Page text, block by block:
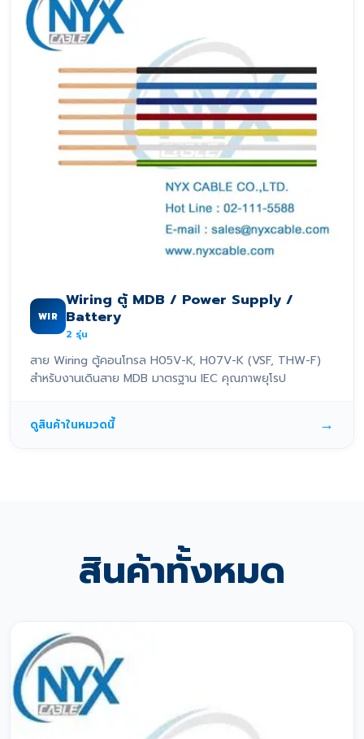
WIR
Wiring ตู้ MDB / Power Supply /
Battery
2 รุ่น
สาย Wiring ตู้คอนโทรล H05V-K, H07V-K (VSF, THW-F)
สำหรับงานเดินสาย MDB มาตรฐาน IEC คุณภาพยุโรป
ดูสินค้าในหมวดนี้ →
สินค้าทั้งหมด